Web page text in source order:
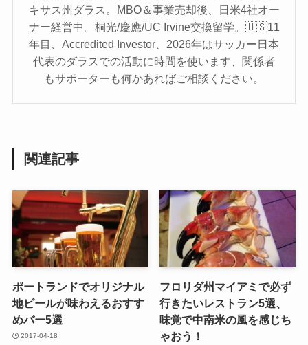
キサス州ダラス。MBO＆事業売却後、日米4社オー
ナー経営中。桐光/慶應/UC Irvine交換留学。🇺🇸11
年目、Accredited Investor、2026年はサッカー日本
代表のダラスでの活動に時間を使います、関係者
もサポーターも何かあればご相談ください。
関連記事
ポートランドでオリジナル
地ビールが味わえるおすす
めバー5選
2017-04-18
フロリダ州マイアミで必ず
行きたいレストラン5選、
味覚で中南米の風を感じち
ゃおう！